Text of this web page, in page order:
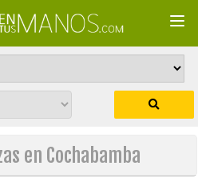
en Cochabamba